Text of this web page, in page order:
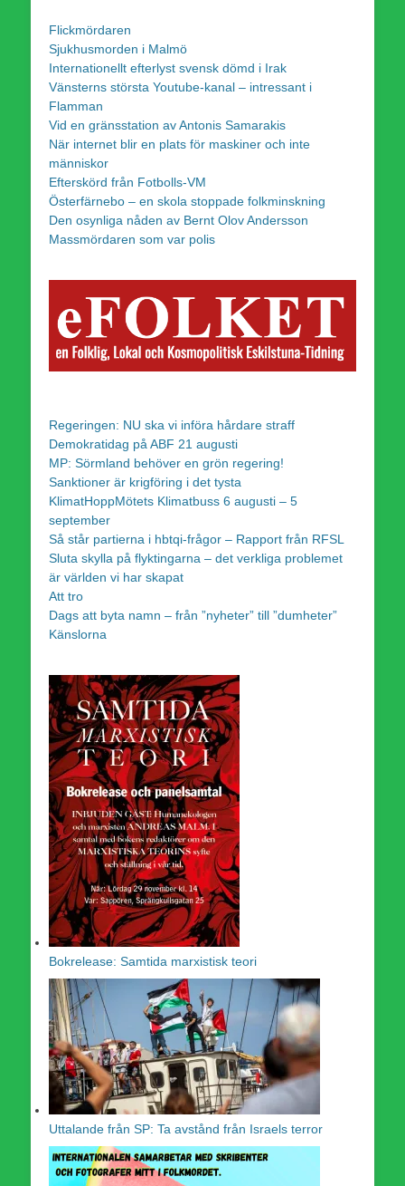
Flickmördaren
Sjukhusmorden i Malmö
Internationellt efterlyst svensk dömd i Irak
Vänsterns största Youtube-kanal – intressant i
Flamman
Vid en gränsstation av Antonis Samarakis
När internet blir en plats för maskiner och inte
människor
Efterskörd från Fotbolls-VM
Österfärnebo – en skola stoppade folkminskning
Den osynliga nåden av Bernt Olov Andersson
Massmördaren som var polis
Regeringen: NU ska vi införa hårdare straff
Demokratidag på ABF 21 augusti
MP: Sörmland behöver en grön regering!
Sanktioner är krigföring i det tysta
KlimatHoppMötets Klimatbuss 6 augusti – 5
september
Så står partierna i hbtqi-frågor – Rapport från RFSL
Sluta skylla på flyktingarna – det verkliga problemet
är världen vi har skapat
Att tro
Dags att byta namn – från ”nyheter” till ”dumheter”
Känslorna
Bokrelease: Samtida marxistisk teori
Uttalande från SP: Ta avstånd från Israels terror